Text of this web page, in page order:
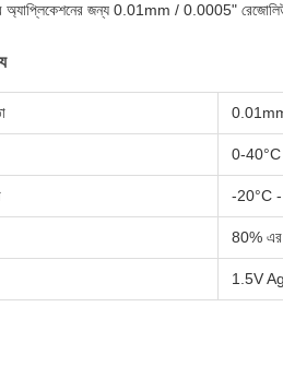
অ্যাপ্লিকেশনের জন্য 0.01mm / 0.0005"
0-40°C
-20°C
80%
1.5V